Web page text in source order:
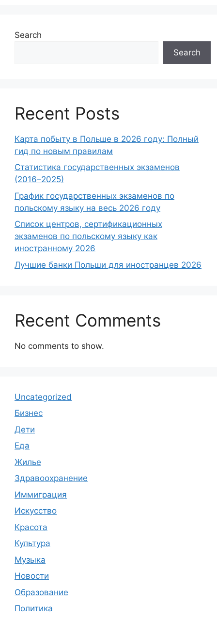
Search
Search
Recent Posts
Карта побыту в Польше в 2026 году: Полный
гид по новым правилам
Статистика государственных экзаменов
(2016–2025)
График государственных экзаменов по
польскому языку на весь 2026 году
Список центров, сертификационных
экзаменов по польскому языку как
иностранному 2026
Лучшие банки Польши для иностранцев 2026
Recent Comments
No comments to show.
Uncategorized
Бизнес
Дети
Еда
Жилье
Здравоохранение
Иммиграция
Искусство
Красота
Культура
Музыка
Новости
Образование
Политика